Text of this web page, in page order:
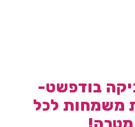
בודפשט-
משמחות לכל